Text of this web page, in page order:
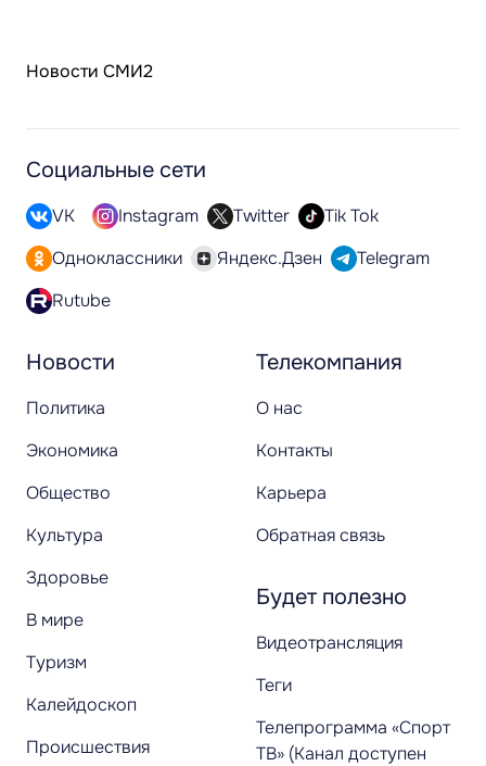
Новости СМИ2
Новости
Политика
Экономика
Общество
Культура
Здоровье
В мире
Туризм
Калейдоскоп
Происшествия
Телекомпания
О нас
Контакты
Карьера
Обратная связь
Будет полезно
Видеотрансляция
Теги
Телепрограмма «Спорт
ТВ» (Канал доступен
Социальные сети
VK Instagram Twitter
Tik Tok
Одноклассники
Яндекс.Дзен
Telegram
Rutube